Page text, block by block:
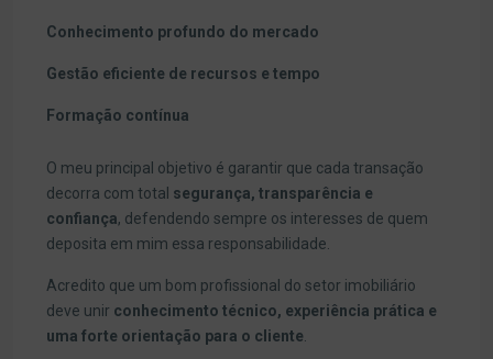
Conhecimento profundo do mercado
Gestão eficiente de recursos e tempo
Formação contínua
O meu principal objetivo é garantir que cada transação
decorra com total segurança, transparência e
confiança, defendendo sempre os interesses de quem
deposita em mim essa responsabilidade.
Acredito que um bom profissional do setor imobiliário
deve unir conhecimento técnico, experiência prática e
uma forte orientação para o cliente